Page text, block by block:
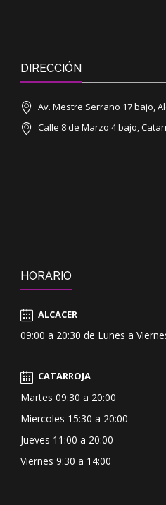
DIRECCIÓN
Av. Mestre Serrano 17 bajo,
Calle 8 de Marzo 4 bajo,
HORARIO
ALCACER
09:00 a 20:30 de Lunes a
CATARROJA
Martes 09:30 a 20:00
Miercoles 15:30 a 20:00
Jueves 11:00 a 20:00
Viernes 9:30 a 14:00